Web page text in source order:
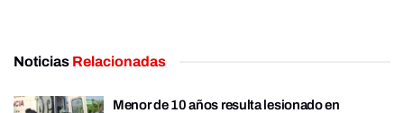
Noticias Relacionadas
Menor de 10 años resulta lesionado en